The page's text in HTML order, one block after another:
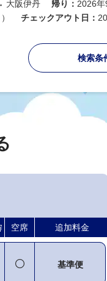
大阪伊丹 帰り： 2026
チェックアウト日：
検索条
空席 追加料金
基準便